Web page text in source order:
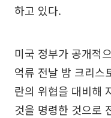
하고 있다.
미국 정부가 공개적
억류 전날 밤 크리스
란의 위협을 대비해
것을 명령한 것으로